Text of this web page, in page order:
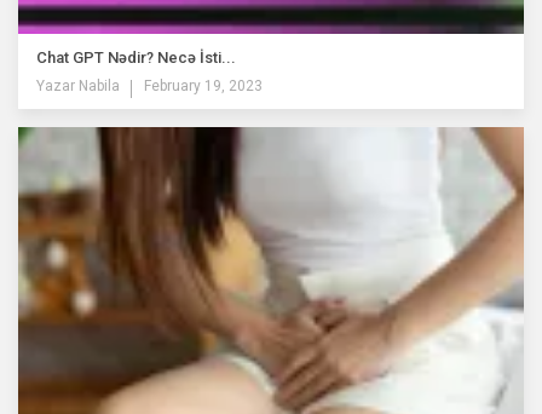
Chat GPT Nədir? Necə İsti...
Yazar Nabila February 19, 2023